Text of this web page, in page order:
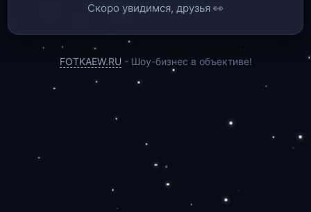
Скоро увидимся, друзья 👀
FOTKAEW.RU - Шоу-бизнес в объективе!